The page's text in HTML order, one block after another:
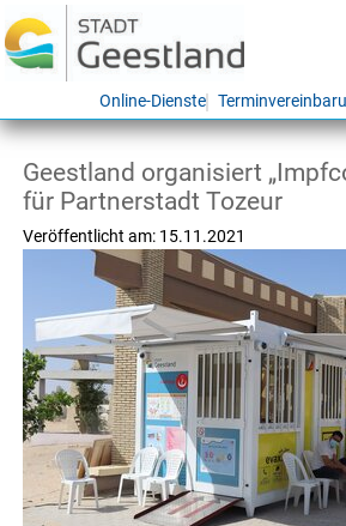
Online-Dienste
Geestland organisiert
für Partnerstadt Tozeur
Veröffentlicht am: 15.11.2021